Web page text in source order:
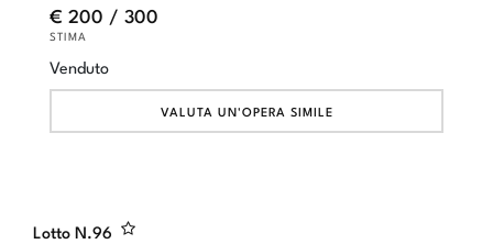
Lotto N.96
€ 200 / 300
STIMA
Venduto
VALUTA UN'OPERA SIMILE